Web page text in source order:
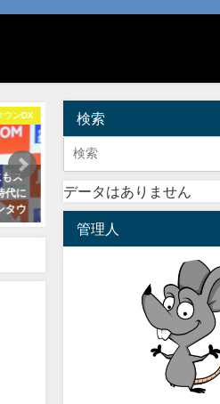
ウンDX
ス
代に
タウ
村貴博！年齢や過去の画像が衝撃
すぎる！？
2020年6月6日
検索
データはありません
管理人